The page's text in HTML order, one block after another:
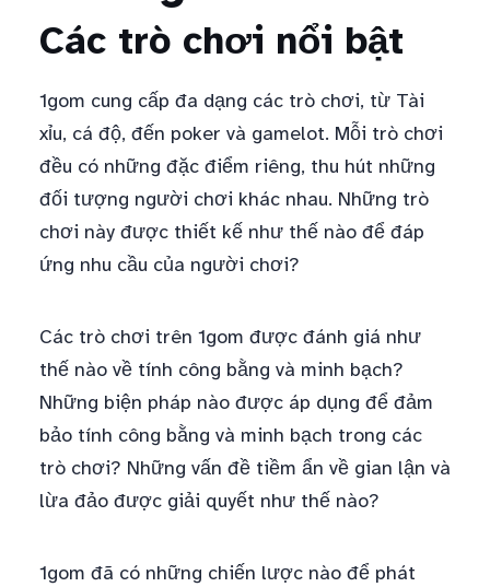
Các trò chơi nổi bật
1gom cung cấp đa dạng các trò chơi, từ Tài
xỉu, cá độ, đến poker và gamelot. Mỗi trò chơi
đều có những đặc điểm riêng, thu hút những
đối tượng người chơi khác nhau. Những trò
chơi này được thiết kế như thế nào để đáp
ứng nhu cầu của người chơi?
Các trò chơi trên 1gom được đánh giá như
thế nào về tính công bằng và minh bạch?
Những biện pháp nào được áp dụng để đảm
bảo tính công bằng và minh bạch trong các
trò chơi? Những vấn đề tiềm ẩn về gian lận và
lừa đảo được giải quyết như thế nào?
1gom đã có những chiến lược nào để phát